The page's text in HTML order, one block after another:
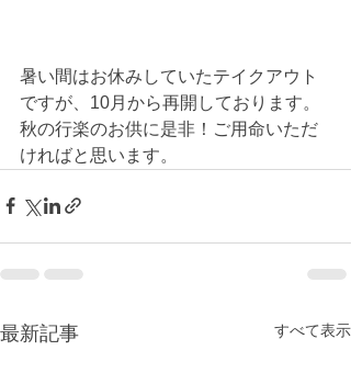
暑い間はお休みしていたテイクアウト
ですが、10月から再開しております。
秋の行楽のお供に是非！ご用命いただ
ければと思います。
最新記事 すべて表示